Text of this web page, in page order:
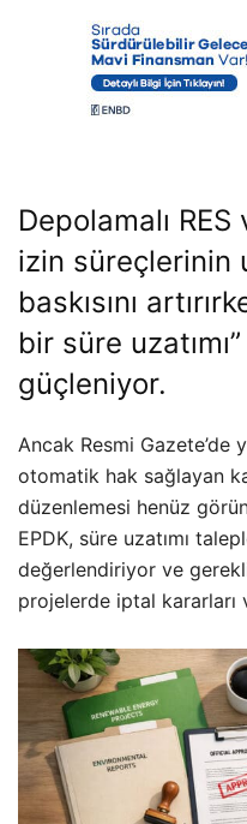
Depolamalı
izin süreçlerinin
baskısını
bir süre
güçleniyor.
Ancak Resmi Gazete’de
otomatik hak sağlayan
düzenlemesi henüz
EPDK, süre uzatımı
değerlendiriyor ve
projelerde iptal kararları